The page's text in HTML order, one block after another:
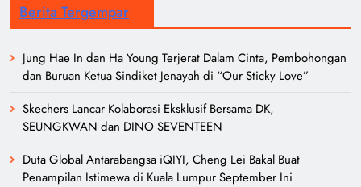
Berita Tergempar
Jung Hae In dan Ha Young Terjerat Dalam Cinta, Pembohongan
dan Buruan Ketua Sindiket Jenayah di “Our Sticky Love”
Skechers Lancar Kolaborasi Eksklusif Bersama DK,
SEUNGKWAN dan DINO SEVENTEEN
Duta Global Antarabangsa iQIYI, Cheng Lei Bakal Buat
Penampilan Istimewa di Kuala Lumpur September Ini